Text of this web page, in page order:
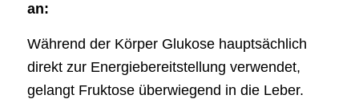
an:
Während der Körper Glukose hauptsächlich
direkt zur Energiebereitstellung verwendet,
gelangt Fruktose überwiegend in die Leber.